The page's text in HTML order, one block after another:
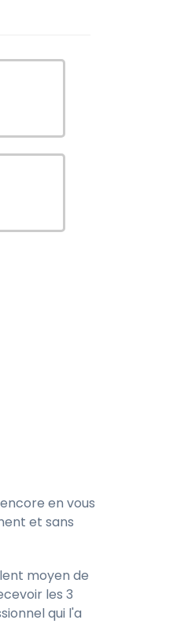
en vous
et sans
moyen de
les 3
qui l'a